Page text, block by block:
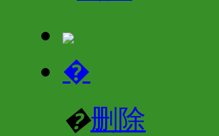
�
�删除